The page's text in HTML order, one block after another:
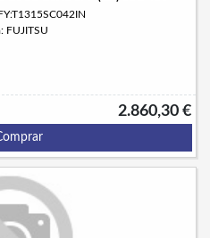
FUJITSU
2.860,30 €